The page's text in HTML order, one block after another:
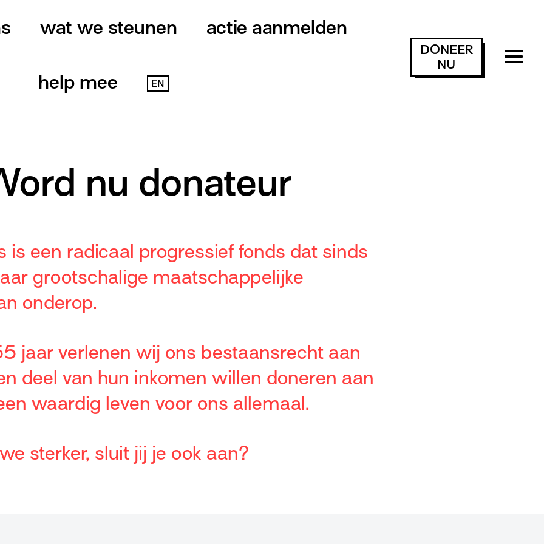
wat we steunen actie aanmelden
help mee EN
DONEER
NU
nu donateur
is een radicaal progressief fonds dat sinds
grootschalige maatschappelijke
onderop.
jaar verlenen wij ons bestaansrecht aan
deel van hun inkomen willen doneren aan
waardig leven voor ons allemaal.
sterker, sluit jij je ook aan?